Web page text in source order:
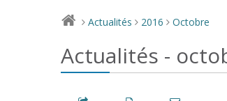
> Actualités > 2016 > Octobre
Actualités -